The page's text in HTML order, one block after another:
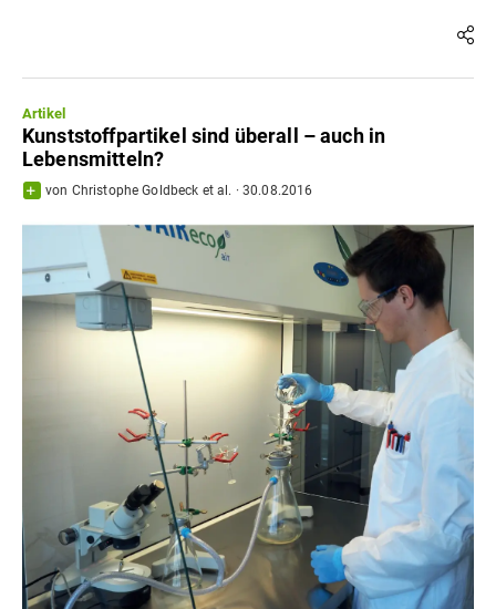
Artikel
Kunststoffpartikel sind überall – auch in
Lebensmitteln?
von Christophe Goldbeck et al. · 30.08.2016